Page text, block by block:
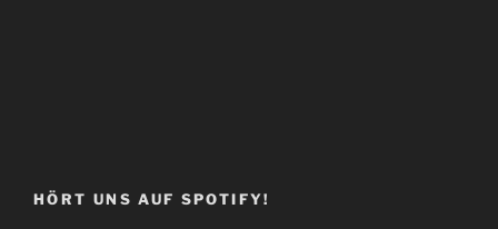
HÖRT UNS AUF SPOTIFY!